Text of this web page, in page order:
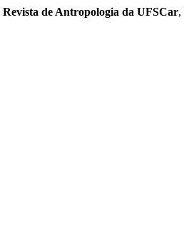
Revista de Antropologia da UFSCar,